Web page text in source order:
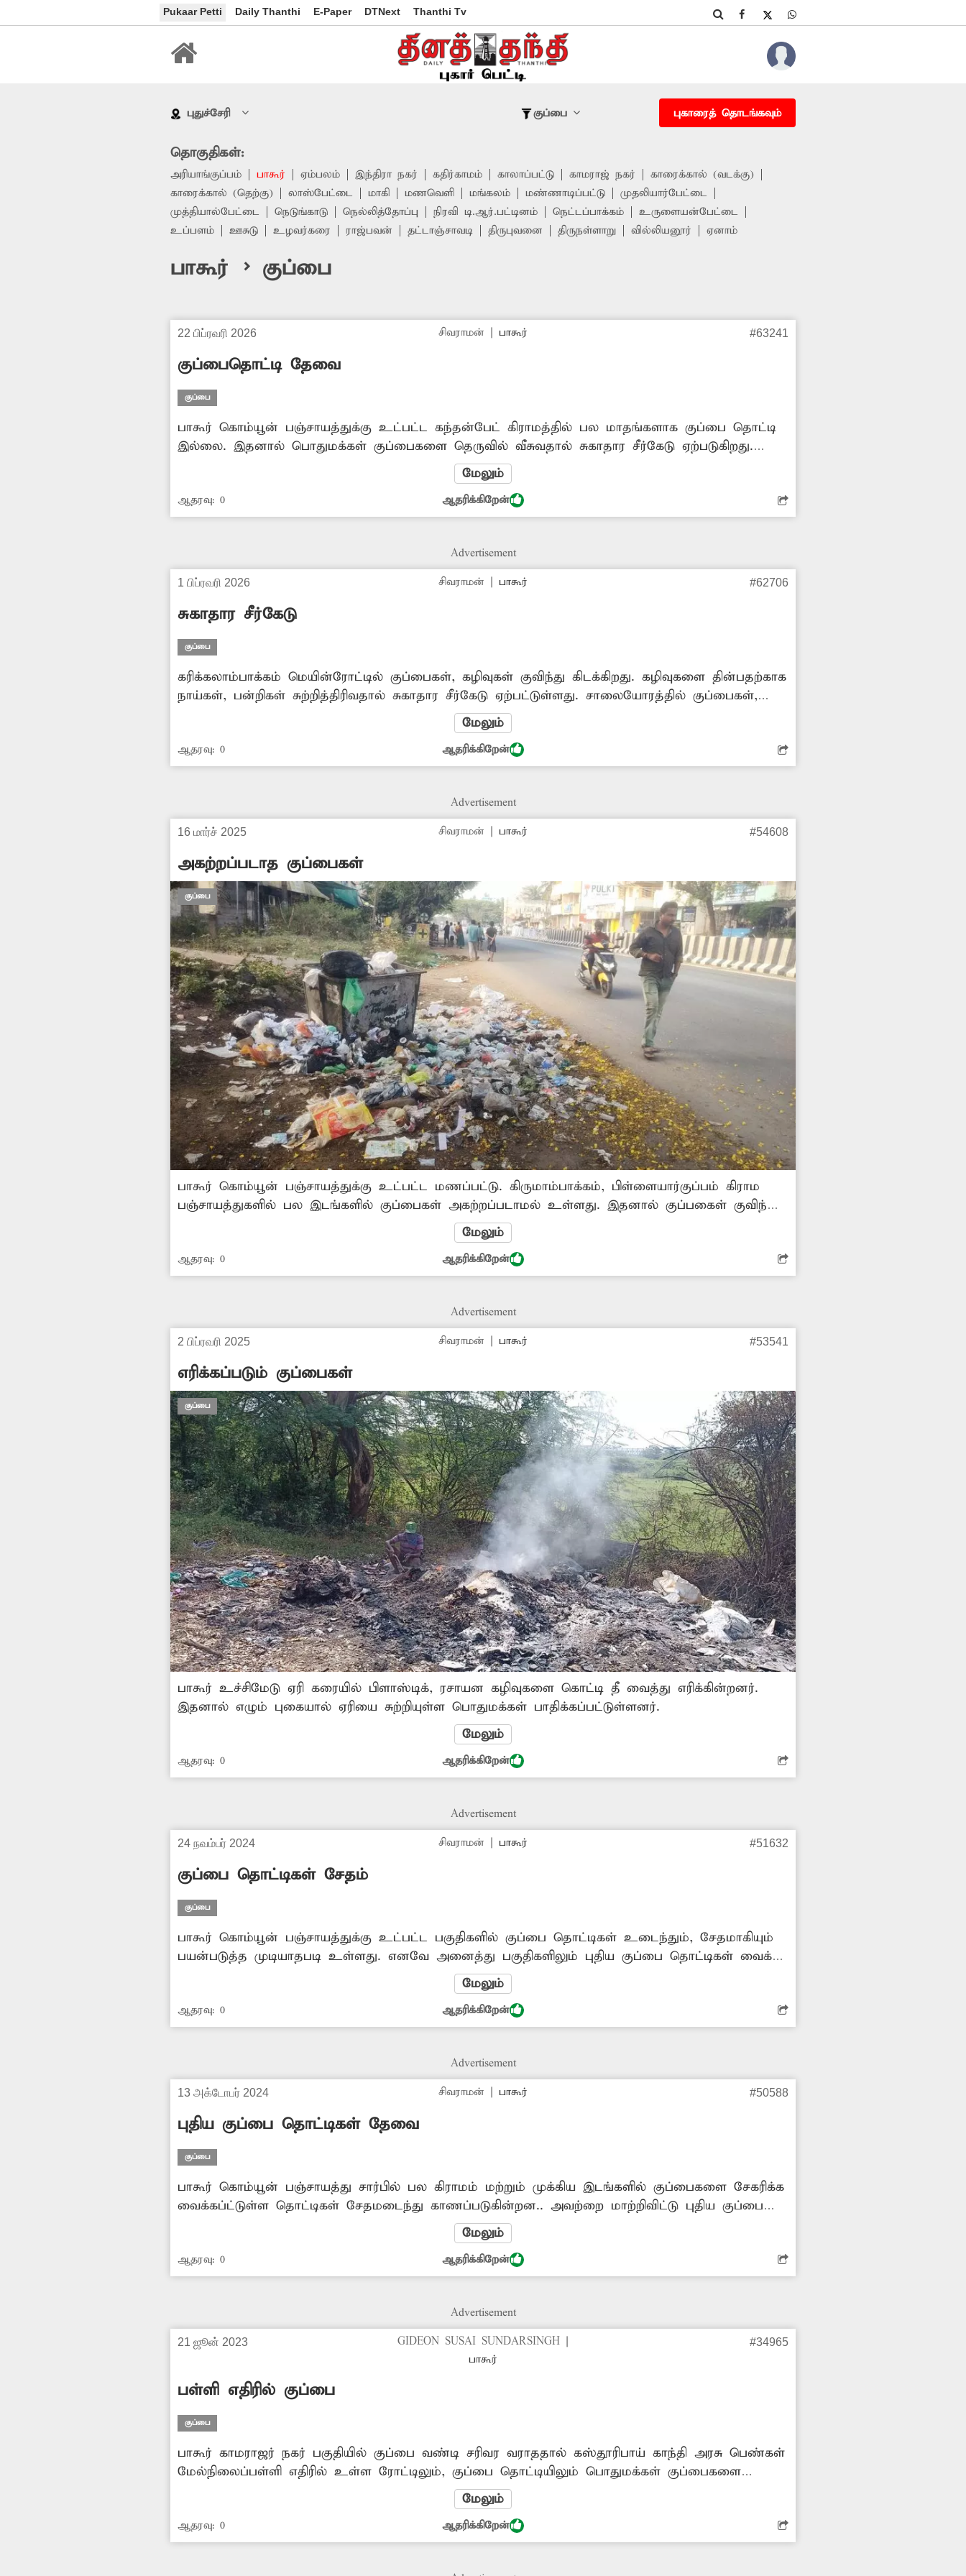
Pukaar Petti Daily Thanthi E-Paper DTNext Thanthi Tv
புதுச்சேரி குப்பை புகாரைத் தொடங்கவும்
தொகுதிகள்:
அரியாங்குப்பம் பாகூர் ஏம்பலம் இந்திரா நகர் கதிர்காமம் காலாப்பட்டு காமராஜ் நகர்
காரைக்கால் (வடக்கு)
காரைக்கால் (தெற்கு)
லாஸ்பேட்டை மாகி மணவெளி மங்கலம் மண்ணாடிப்பட்டு
முதலியார்பேட்டை
முத்தியால்பேட்டை
நெடுங்காடு நெல்லித்தோப்பு நிரவி டி.ஆர்.பட்டினம் நெட்டப்பாக்கம்
உருளையன்பேட்டை
உப்பளம்
ஊசுடு உழவர்கரை ராஜ்பவன் தட்டாஞ்சாவடி திருபுவனை திருநள்ளாறு வில்லியனூர் ஏனாம்
பாகூர் > குப்பை
22 பிப்ரவரி 2026 சிவராமன் பாகூர் #63241
குப்பைதொட்டி தேவை
குப்பை
பாகூர் கொம்யூன் பஞ்சாயத்துக்கு உட்பட்ட கந்தன்பேட் கிராமத்தில் பல மாதங்களாக குப்பை தொட்டி
இல்லை. இதனால் பொதுமக்கள் குப்பைகளை தெருவில் வீசுவதால் சுகாதார சீர்கேடு ஏற்படுகிறது.
உடனே குப்பை தொட்டி வைக்க அதிகாரிகள் நடவடிக்கை எடுக்க வேண்டும்.
மேலும்
ஆதரவு: 0 ஆதரிக்கிறேன்
Advertisement
1 பிப்ரவரி 2026 சிவராமன் பாகூர் #62706
சுகாதார சீர்கேடு
குப்பை
கரிக்கலாம்பாக்கம் மெயின்ரோட்டில் குப்பைகள், கழிவுகள் குவிந்து கிடக்கிறது. கழிவுகளை தின்பதற்காக
நாய்கள், பன்றிகள் சுற்றித்திரிவதால் சுகாதார சீர்கேடு ஏற்பட்டுள்ளது. சாலையோரத்தில் குப்பைகள்,
கழிவுகள் கொட்டுவோர் மீது நடவடிக்கை எடுக்க வேண்டும்.
மேலும்
ஆதரவு: 0 ஆதரிக்கிறேன்
Advertisement
16 மார்ச் 2025 சிவராமன் பாகூர் #54608
அகற்றப்படாத குப்பைகள்
குப்பை
பாகூர் கொம்யூன் பஞ்சாயத்துக்கு உட்பட்ட மணப்பட்டு. கிருமாம்பாக்கம், பிள்ளையார்குப்பம் கிராம
பஞ்சாயத்துகளில் பல இடங்களில் குப்பைகள் அகற்றப்படாமல் உள்ளது. இதனால் குப்பகைள் குவிந்து
சுகாதார சீர்கேடு ஏற்படும்நிலை உள்ளது. குப்பைகளை உடனுக்குடன் அகற்ற நடவடிக்கை
மேலும்
ஆதரவு: 0 ஆதரிக்கிறேன்
Advertisement
2 பிப்ரவரி 2025 சிவராமன் பாகூர் #53541
எரிக்கப்படும் குப்பைகள்
குப்பை
பாகூர் உச்சிமேடு ஏரி கரையில் பிளாஸ்டிக், ரசாயன கழிவுகளை கொட்டி தீ வைத்து எரிக்கின்றனர்.
இதனால் எழும் புகையால் ஏரியை சுற்றியுள்ள பொதுமக்கள் பாதிக்கப்பட்டுள்ளனர்.
மேலும்
ஆதரவு: 0 ஆதரிக்கிறேன்
Advertisement
24 நவம்பர் 2024 சிவராமன் பாகூர் #51632
குப்பை தொட்டிகள் சேதம்
குப்பை
பாகூர் கொம்யூன் பஞ்சாயத்துக்கு உட்பட்ட பகுதிகளில் குப்பை தொட்டிகள் உடைந்தும், சேதமாகியும்
பயன்படுத்த முடியாதபடி உள்ளது. எனவே அனைத்து பகுதிகளிலும் புதிய குப்பை தொட்டிகள் வைக்க
மேலும்
ஆதரவு: 0 ஆதரிக்கிறேன்
Advertisement
13 அக்டோபர் 2024 சிவராமன் பாகூர் #50588
புதிய குப்பை தொட்டிகள் தேவை
குப்பை
பாகூர் கொம்யூன் பஞ்சாயத்து சார்பில் பல கிராமம் மற்றும் முக்கிய இடங்களில் குப்பைகளை சேகரிக்க
வைக்கப்ட்டுள்ள தொட்டிகள் சேதமடைந்து காணப்படுகின்றன.. அவற்றை மாற்றிவிட்டு புதிய குப்பை
தொட்டிகள் வைக்க அரசு நடவடிக்கை எடுக்க வேண்டும்
மேலும்
ஆதரவு: 0 ஆதரிக்கிறேன்
Advertisement
21 ஜூன் 2023 GIDEON SUSAI SUNDARSINGH|
பாகூர்
#34965
பள்ளி எதிரில் குப்பை
குப்பை
பாகூர் காமராஜர் நகர் பகுதியில் குப்பை வண்டி சரிவர வராததால் கஸ்தூரிபாய் காந்தி அரசு பெண்கள்
மேல்நிலைப்பள்ளி எதிரில் உள்ள ரோட்டிலும், குப்பை தொட்டியிலும் பொதுமக்கள் குப்பைகளை
கொட்டி வருகின்றனர். இதனால் பள்ளிக்கு வரும் மாணவிகள் அவதிக்குள்ளாகின்றனர். குப்பைகளை
அகற்ற அதிகாரிகள் நடவடிக்கை எடுக்க வேண்டும்.
மேலும்
ஆதரவு: 0 ஆதரிக்கிறேன்